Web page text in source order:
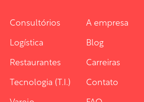
Consultórios
Logística
Restaurantes
Tecnologia (T.I.)
A empresa
Blog
Carreiras
Contato